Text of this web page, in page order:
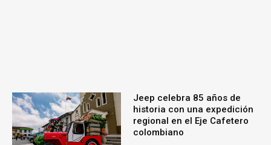
Jeep celebra 85 años de
historia con una expedición
regional en el Eje Cafetero
colombiano